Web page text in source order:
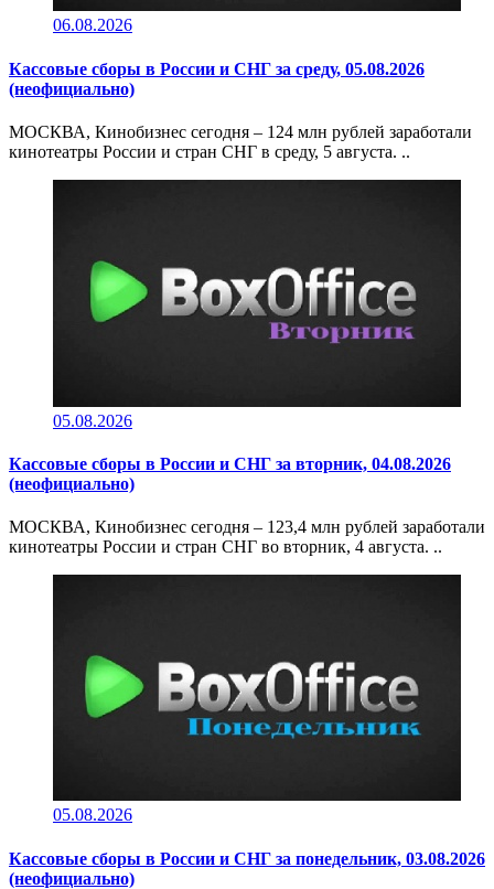
06.08.2026
Кассовые сборы в России и СНГ за среду, 05.08.2026
(неофициально)
МОСКВА, Кинобизнес сегодня – 124 млн рублей заработали
кинотеатры России и стран СНГ в среду, 5 августа. ..
05.08.2026
Кассовые сборы в России и СНГ за вторник, 04.08.2026
(неофициально)
МОСКВА, Кинобизнес сегодня – 123,4 млн рублей заработали
кинотеатры России и стран СНГ во вторник, 4 августа. ..
05.08.2026
Кассовые сборы в России и СНГ за понедельник, 03.08.2026
(неофициально)